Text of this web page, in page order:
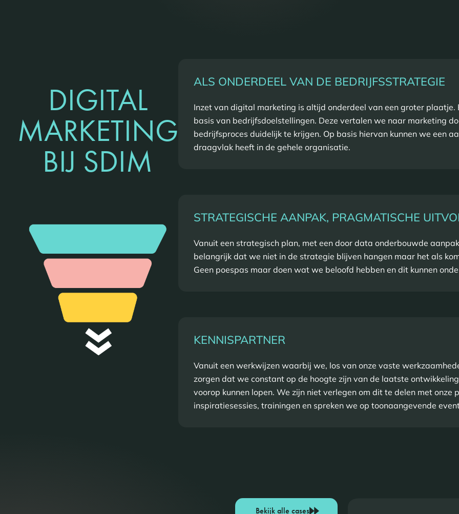
DIGITAL
MARKETING
BIJ SDIM
ALS ONDERDEEL VAN DE BEDRIJFSSTRATEGIE
Inzet van digital marketing is altijd onderdeel van een groter
basis van bedrijfsdoelstellingen. Deze vertalen we naar marketing
bedrijfsproces duidelijk te krijgen. Op basis hiervan kunnen we een
draagvlak heeft in de gehele organisatie.
STRATEGISCHE AANPAK, PRAGMATISCHE
Vanuit een strategisch plan, met een door data onderbouwde
belangrijk dat we niet in de strategie blijven hangen maar het als
Geen poespas maar doen wat we beloofd hebben en dit kunnen
KENNISPARTNER
Vanuit een werkwijzen waarbij we, los van onze vaste
zorgen dat we constant op de hoogte zijn van de laatste
voorop kunnen lopen. We zijn niet verlegen om dit te delen met
inspiratiesessies, trainingen en spreken we op toonaangevende
Bekijk alle cases